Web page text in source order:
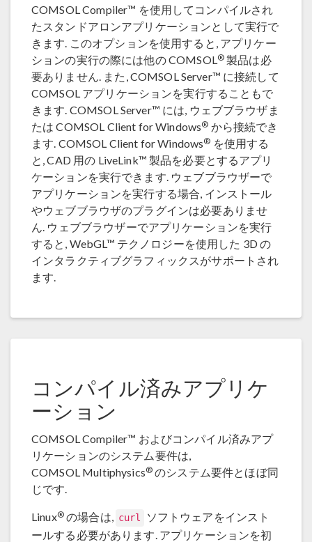
COMSOL Compiler™ を使用してコンパイルされ
たスタンドアロンアプリケーションとして実行で
きます. このオプションを使用すると, アプリケー
ションの実行の際には他の COMSOL® 製品は必
要ありません. また, COMSOL Server™ に接続して
COMSOL アプリケーションを実行することもで
きます. COMSOL Server™ には, ウェブブラウザま
たは COMSOL Client for Windows® から接続でき
ます. COMSOL Client for Windows® を使用する
と, CAD 用の LiveLink™ 製品を必要とするアプリ
ケーションを実行できます. ウェブブラウザーで
アプリケーションを実行する場合, インストール
やウェブブラウザのプラグインは必要ありませ
ん. ウェブブラウザーでアプリケーションを実行
すると, WebGL™ テクノロジーを使用した 3D の
インタラクティブグラフィックスがサポートされ
ます.
コンパイル済みアプリケ
ーション
COMSOL Compiler™ およびコンパイル済みアプ
リケーションのシステム要件は,
COMSOL Multiphysics® のシステム要件とほぼ同
じです.
Linux®の場合は, curl
ソフトウェアをインスト
ールする必要があります. アプリケーションを初